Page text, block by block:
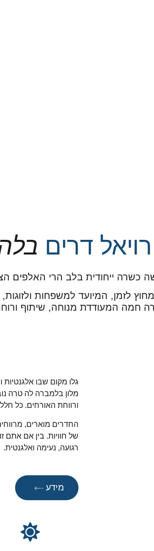
רויאל דרים
כשרה ייחודית בלב הרי האלפים
לזמן, המיועד למשפחות
חמה המעודדת מנוחה, שיתוף
גלו מקום שבו אלגנטיות
מלון בלמברה לה טרה
ורווחת האורחים. כל
החדרים מוארים,
של חוויות. בין אם אתם
רגועה, נעימה ואלגנטית.
מידע